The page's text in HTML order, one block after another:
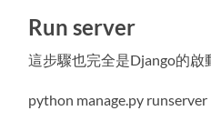
PowerShell
( powershell )
Run server
這步驟也完全是Django的啟
python manage.py runserver